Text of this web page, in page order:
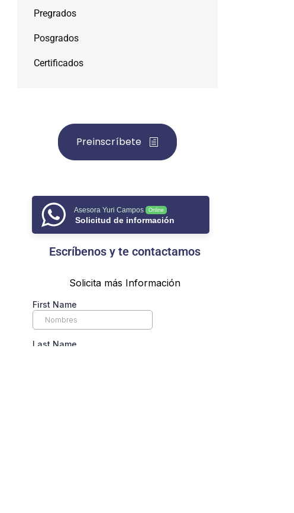
Pregrados
Posgrados
Certificados
Preinscríbete
Asesora Yuri Campos Online
Solicitud de información
Escríbenos y te contactamos